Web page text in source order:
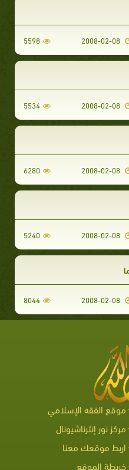
2008-02-08
5598
2008-02-08
5534
2008-02-08
6280
2008-02-08
5240
2008-02-08
8044
موقع الفقه الإسلامي
مركز نور إنترناشيونال
اربط موقعك معنا
خريطة الموقع